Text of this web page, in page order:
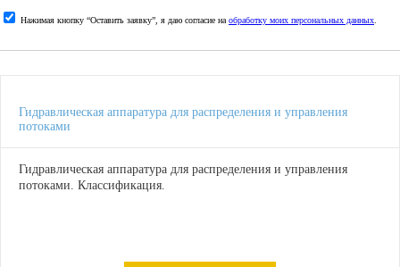
Нажимая кнопку “Оставить заявку”, я даю согласие на обработку моих персональных данных
Гидравлическая аппаратура для распределения и управления
потоками
Гидравлическая аппаратура для распределения и управления
потоками. Классификация.